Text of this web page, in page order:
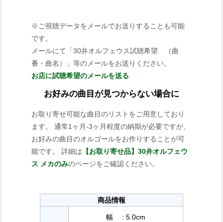
※ご視聴データをメールでお送りすることも可能
です。
メールにて「30弁オルフェウス試聴希望 （曲
番・曲名）」等のメールをお送りください。
お店に試聴希望のメールを送る
お好みの曲目が見つからない場合に
お取り寄せ可能な曲目のリストをご用意しており
ます。 通常1ヶ月-3ヶ月程度の納期が必要ですが、
お好みの曲目のオルゴールをお作りすることが可
能です。 詳細は 【お取り寄せ品】30弁オルフェウ
ス メカのみのページをご確認ください。
商品情報
幅 : 5.0cm